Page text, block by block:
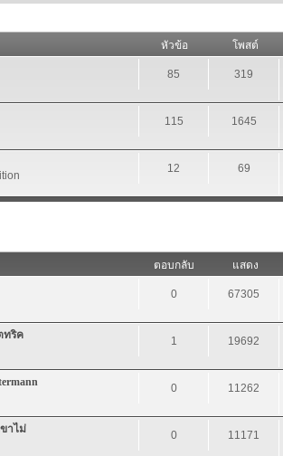
หัวข้อ โพสต์
85 319
115 1645
12 69
ตอบกลับ แสดง
0 67305
ทริค
1 19692
0 11262
าไม่
0 11171